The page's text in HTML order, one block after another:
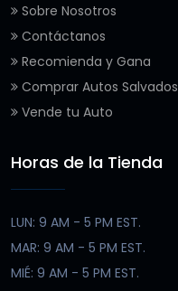
Sobre Nosotros
Contáctanos
Recomienda y Gana
Comprar Autos Salvados
Vende tu Auto
Horas de la Tienda
LUN: 9 AM - 5 PM EST.
MAR: 9 AM - 5 PM EST.
MIÉ: 9 AM - 5 PM EST.